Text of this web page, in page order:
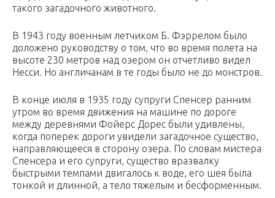
такого загадочного животного.
В 1943 году военным летчиком Б. Фэррелом было
доложено руководству о том, что во время полета на
высоте 230 метров над озером он отчетливо видел
Несси. Но англичанам в те годы было не до монстров.
В конце июля в 1935 году супруги Спенсер ранним
утром во время движения на машине по дороге
между деревнями Фойерс Дорес были удивлены,
когда поперек дороги увидели загадочное существо,
направляющееся в сторону озера. По словам мистера
Спенсера и его супруги, существо вразвалку
быстрыми темпами двигалось к воде, его шея была
тонкой и длинной, а тело тяжелым и бесформенным.